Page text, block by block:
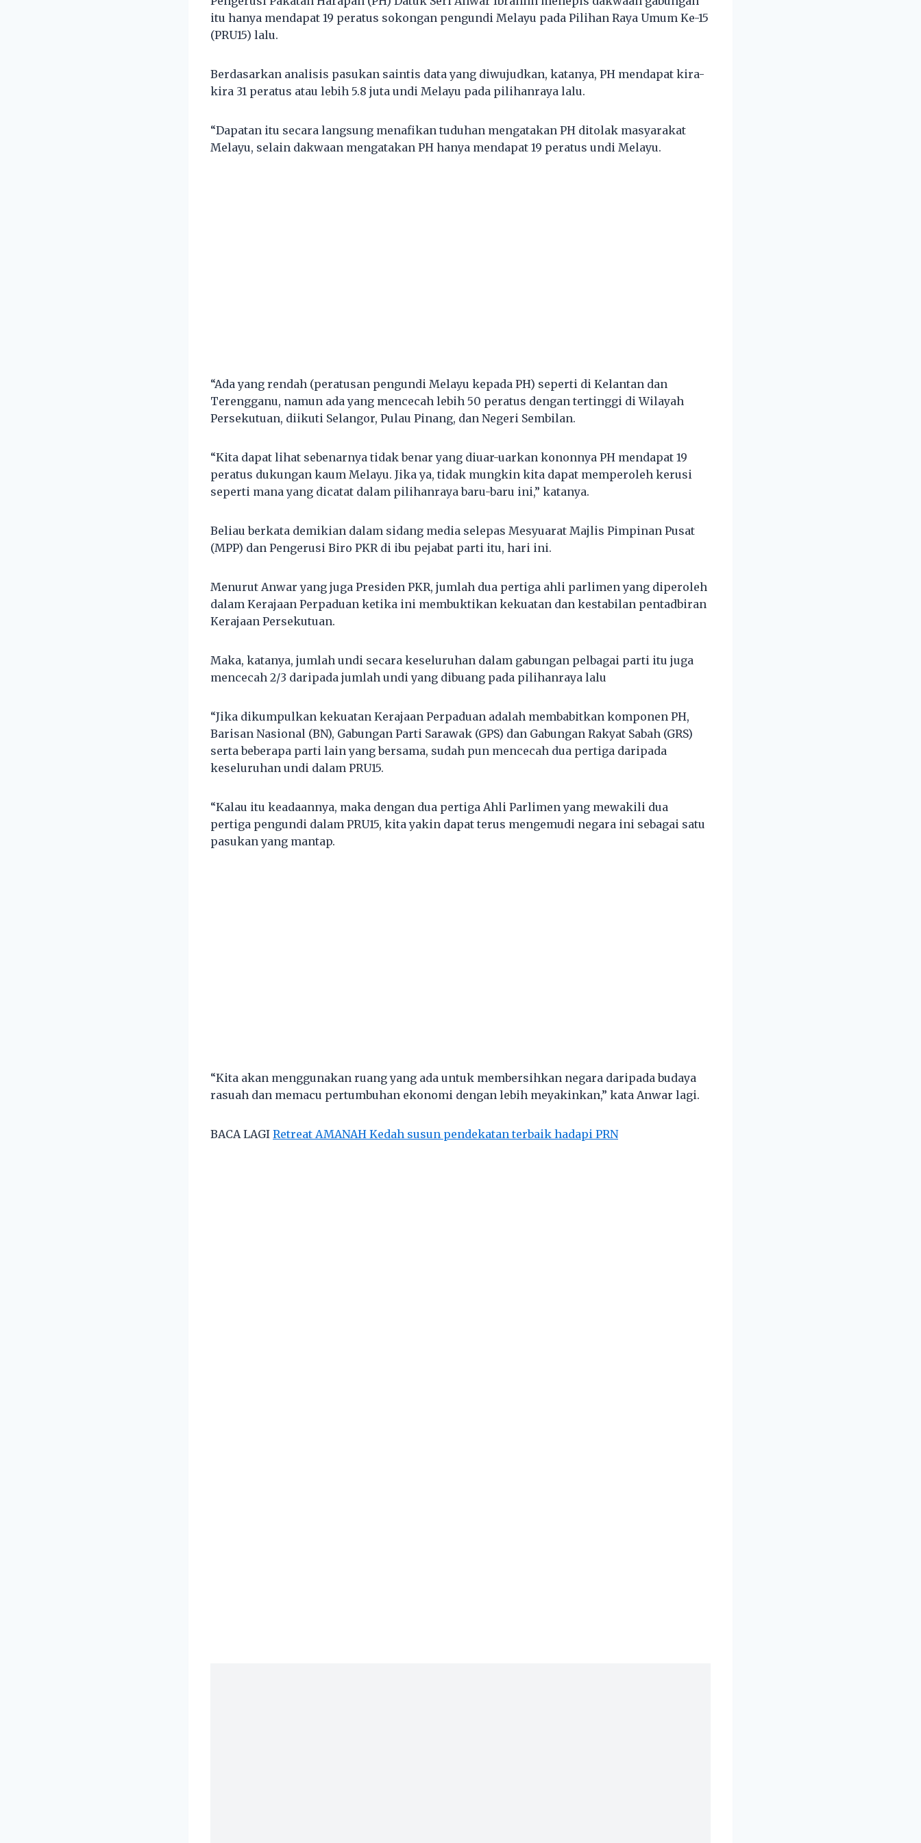
itu hanya mendapat 19 peratus sokongan pengundi Melayu pada Pilihan Raya Umum Ke-15
(PRU15) lalu.
Berdasarkan analisis pasukan saintis data yang diwujudkan, katanya, PH mendapat kira-
kira 31 peratus atau lebih 5.8 juta undi Melayu pada pilihanraya lalu.
“Dapatan itu secara langsung menafikan tuduhan mengatakan PH ditolak masyarakat
Melayu, selain dakwaan mengatakan PH hanya mendapat 19 peratus undi Melayu.
“Ada yang rendah (peratusan pengundi Melayu kepada PH) seperti di Kelantan dan
Terengganu, namun ada yang mencecah lebih 50 peratus dengan tertinggi di Wilayah
Persekutuan, diikuti Selangor, Pulau Pinang, dan Negeri Sembilan.
“Kita dapat lihat sebenarnya tidak benar yang diuar-uarkan kononnya PH mendapat 19
peratus dukungan kaum Melayu. Jika ya, tidak mungkin kita dapat memperoleh kerusi
seperti mana yang dicatat dalam pilihanraya baru-baru ini,” katanya.
Beliau berkata demikian dalam sidang media selepas Mesyuarat Majlis Pimpinan Pusat
(MPP) dan Pengerusi Biro PKR di ibu pejabat parti itu, hari ini.
Menurut Anwar yang juga Presiden PKR, jumlah dua pertiga ahli parlimen yang diperoleh
dalam Kerajaan Perpaduan ketika ini membuktikan kekuatan dan kestabilan pentadbiran
Kerajaan Persekutuan.
Maka, katanya, jumlah undi secara keseluruhan dalam gabungan pelbagai parti itu juga
mencecah 2/3 daripada jumlah undi yang dibuang pada pilihanraya lalu
“Jika dikumpulkan kekuatan Kerajaan Perpaduan adalah membabitkan komponen PH,
Barisan Nasional (BN), Gabungan Parti Sarawak (GPS) dan Gabungan Rakyat Sabah (GRS)
serta beberapa parti lain yang bersama, sudah pun mencecah dua pertiga daripada
keseluruhan undi dalam PRU15.
“Kalau itu keadaannya, maka dengan dua pertiga Ahli Parlimen yang mewakili dua
pertiga pengundi dalam PRU15, kita yakin dapat terus mengemudi negara ini sebagai satu
pasukan yang mantap.
“Kita akan menggunakan ruang yang ada untuk membersihkan negara daripada budaya
rasuah dan memacu pertumbuhan ekonomi dengan lebih meyakinkan,” kata Anwar lagi.
BACA LAGI Retreat AMANAH Kedah susun pendekatan terbaik hadapi PRN